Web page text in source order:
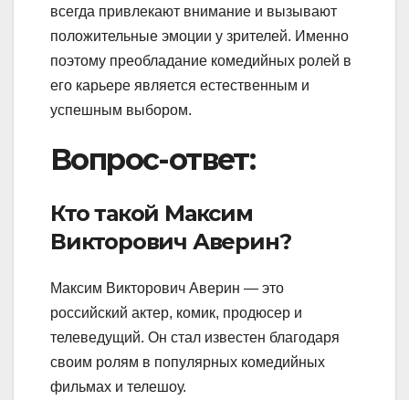
всегда привлекают внимание и вызывают
положительные эмоции у зрителей. Именно
поэтому преобладание комедийных ролей в
его карьере является естественным и
успешным выбором.
Вопрос-ответ:
Кто такой Максим
Викторович Аверин?
Максим Викторович Аверин — это
российский актер, комик, продюсер и
телеведущий. Он стал известен благодаря
своим ролям в популярных комедийных
фильмах и телешоу.